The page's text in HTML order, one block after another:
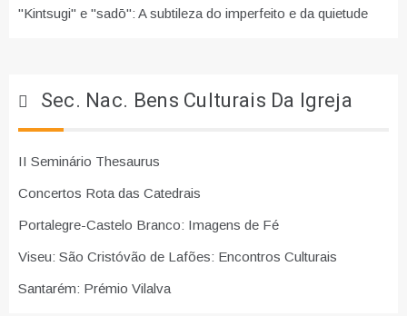
"Kintsugi" e "sadō": A subtileza do imperfeito e da quietude
Sec. Nac. Bens Culturais Da Igreja
II Seminário Thesaurus
Concertos Rota das Catedrais
Portalegre-Castelo Branco: Imagens de Fé
Viseu: São Cristóvão de Lafões: Encontros Culturais
Santarém: Prémio Vilalva